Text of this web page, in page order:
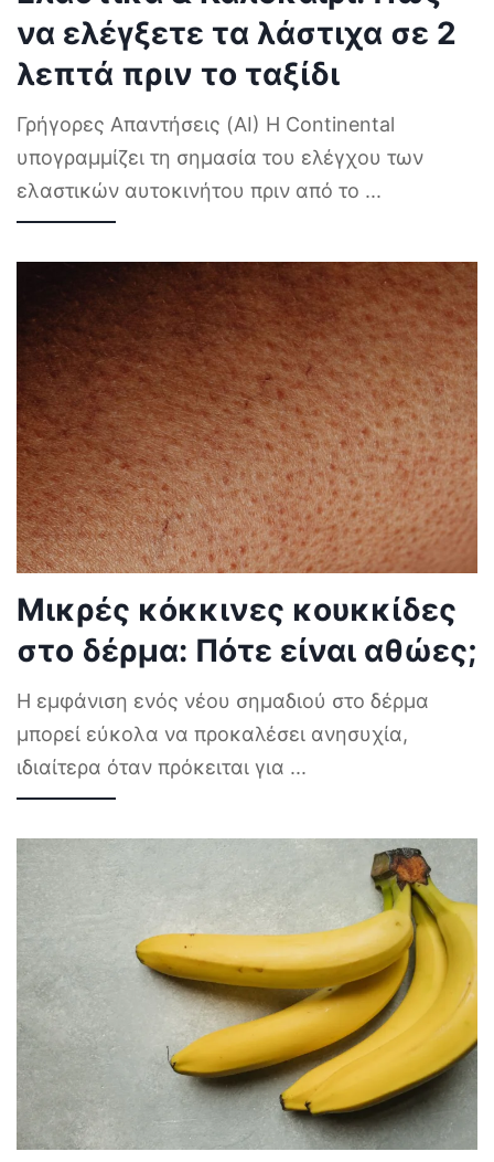
να ελέγξετε τα λάστιχα σε 2
λεπτά πριν το ταξίδι
Γρήγορες Απαντήσεις (AI) Η Continental
υπογραμμίζει τη σημασία του ελέγχου των
ελαστικών αυτοκινήτου πριν από το ...
Μικρές κόκκινες κουκκίδες
στο δέρμα: Πότε είναι αθώες;
Η εμφάνιση ενός νέου σημαδιού στο δέρμα
μπορεί εύκολα να προκαλέσει ανησυχία,
ιδιαίτερα όταν πρόκειται για ...